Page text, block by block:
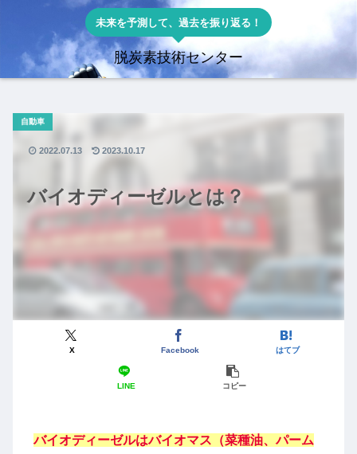
未来を予測して、過去を振り返る！
脱炭素技術センター
バイオディーゼルとは？
自動車
X Facebook はてブ
LINE コピー
2022.07.13 2023.10.17
バイオディーゼルはバイオマス（菜種油、パーム